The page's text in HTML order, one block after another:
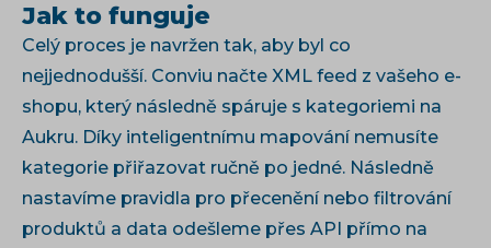
Jak to funguje
Celý proces je navržen tak, aby byl co
nejjednodušší. Conviu načte XML feed z vašeho e-
shopu, který následně spáruje s kategoriemi na
Aukru. Díky inteligentnímu mapování nemusíte
kategorie přiřazovat ručně po jedné. Následně
nastavíme pravidla pro přecenění nebo filtrování
produktů a data odešleme přes API přímo na